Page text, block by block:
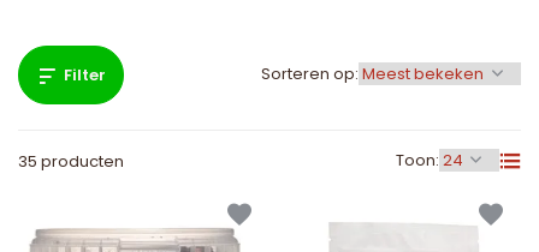
Filter
35 producten Toon:
Sorteren op: